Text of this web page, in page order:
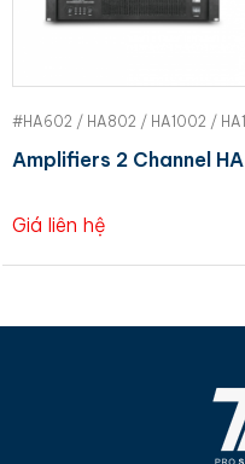
Amplifiers 2 Channel HA
Giá liên hệ